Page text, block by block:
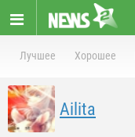
Лучшее Хорошее
Ailita